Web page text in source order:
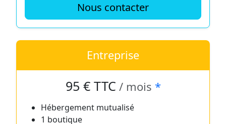
Nous contacter
Entreprise
95 € TTC / mois *
Hébergement mutualisé
1 boutique